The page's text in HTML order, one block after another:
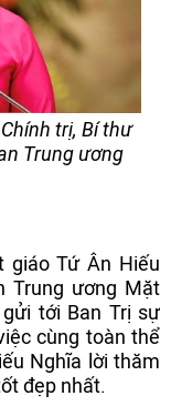
trị, Bí thư
Trung ương
giáo Tứ Ân Hiếu
Trung ương Mặt
tới Ban Trị sự
cùng toàn thể
Nghĩa lời thăm
đẹp nhất.